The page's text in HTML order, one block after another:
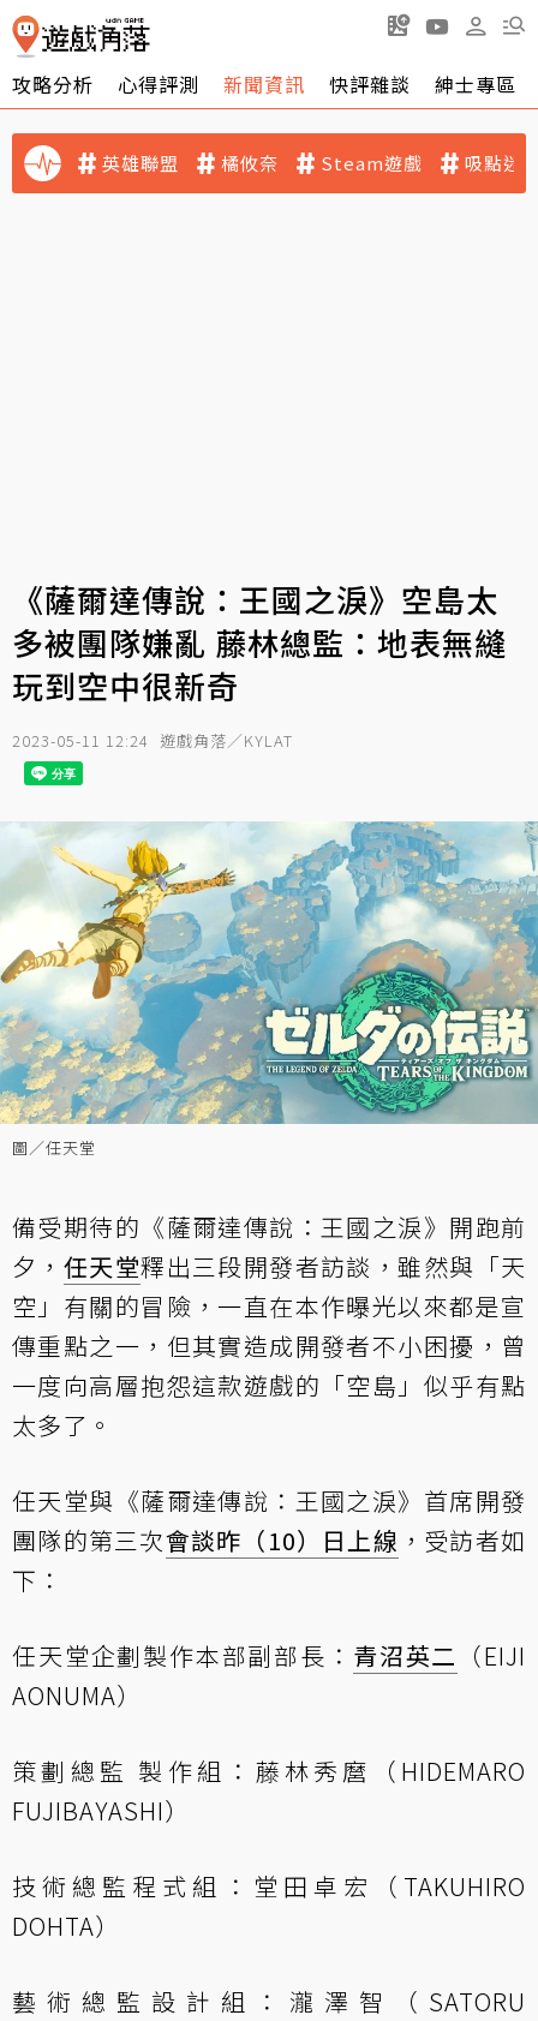
攻略分析 心得評測 新聞資訊 快評雜談 紳士專區
英雄聯盟 橘攸奈 Steam遊戲 吸點迷
《薩爾達傳說：王國之淚》空島太
多被團隊嫌亂 藤林總監：地表無縫
玩到空中很新奇
2023-05-11 12:24 遊戲角落／KYLAT
圖／任天堂
備受期待的《薩爾達傳說：王國之淚》開跑前
夕， 任天堂釋出三段開發者訪談，雖然與「天
空」有關的冒險，一直在本作曝光以來都是宣
傳重點之一，但其實造成開發者不小困擾，曾
一度向高層抱怨這款遊戲的「空島」似乎有點
太多了。
任天堂與《薩爾達傳說：王國之淚》首席開發
團隊的第三次會談昨（10）日上線 ，受訪者如
下：
任天堂企劃製作本部副部長： 青沼英二 （EIJI
AONUMA）
策劃總監 製作組：藤林秀麿（HIDEMARO
FUJIBAYASHI）
技術總監程式組：堂田卓宏（TAKUHIRO
DOHTA）
藝術總監設計組：瀧澤智（SATORU